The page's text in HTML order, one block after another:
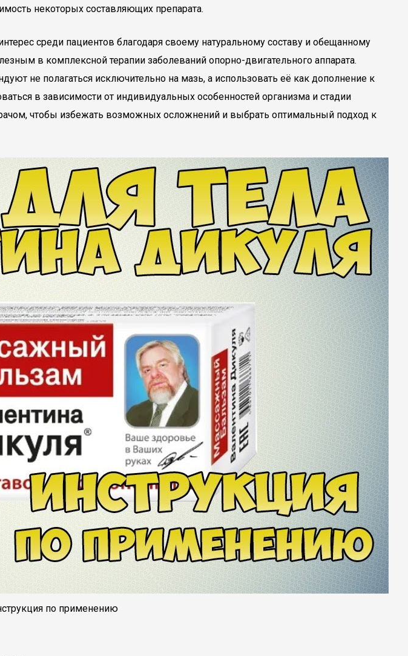
некоторых составляющих препарата.
среди пациентов благодаря своему натуральному составу и обещанному
в комплексной терапии заболеваний опорно-двигательного аппарата.
не полагаться исключительно на мазь, а использовать её как дополнение к
в зависимости от индивидуальных особенностей организма и стадии
чтобы избежать возможных осложнений и выбрать оптимальный подход к
по применению